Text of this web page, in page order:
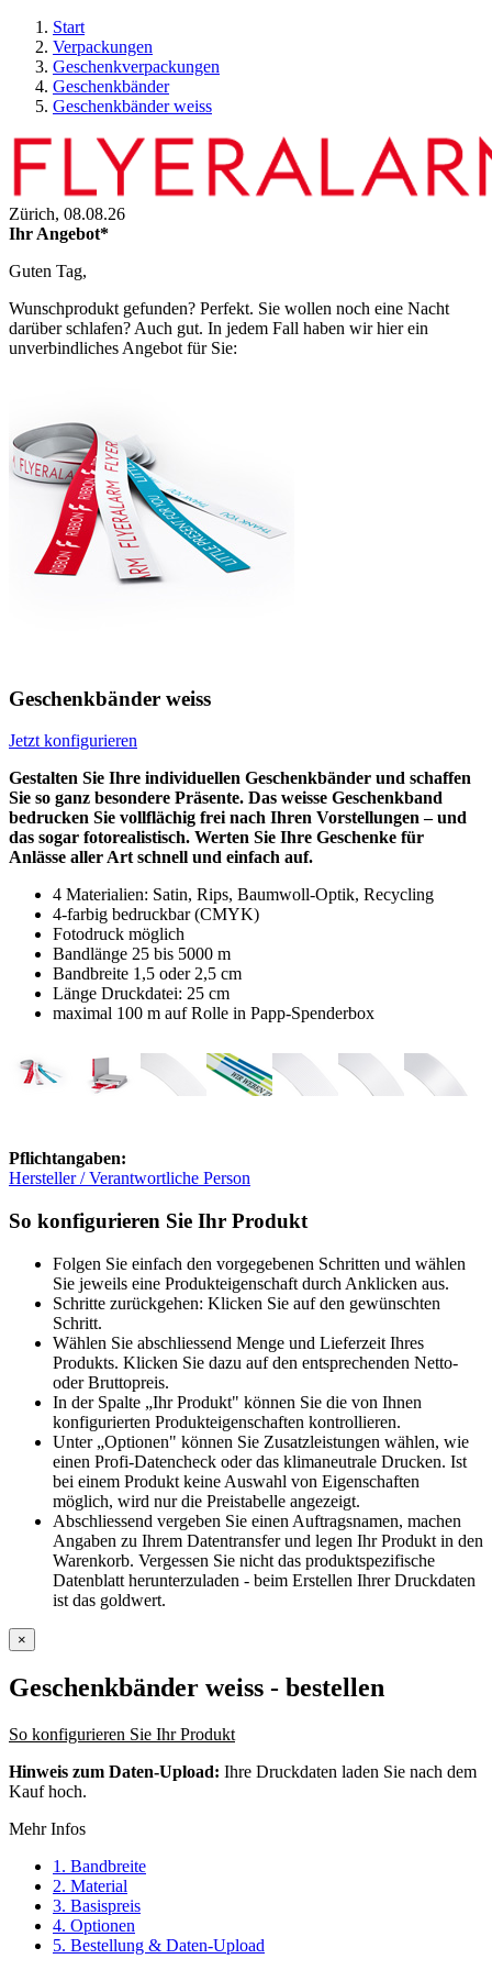
Start
Verpackungen
Geschenkverpackungen
Geschenkbänder
Geschenkbänder weiss
Zürich, 08.08.26
Ihr Angebot*
Guten Tag,
Wunschprodukt gefunden? Perfekt. Sie wollen noch eine Nacht
darüber schlafen? Auch gut. In jedem Fall haben wir hier ein
unverbindliches Angebot für Sie:
Geschenkbänder weiss
Jetzt konfigurieren
Gestalten Sie Ihre individuellen Geschenkbänder und schaffen
Sie so ganz besondere Präsente. Das weisse Geschenkband
bedrucken Sie vollflächig frei nach Ihren Vorstellungen – und
das sogar fotorealistisch. Werten Sie Ihre Geschenke für
Anlässe aller Art schnell und einfach auf.
4 Materialien: Satin, Rips, Baumwoll-Optik, Recycling
4-farbig bedruckbar (CMYK)
Fotodruck möglich
Bandlänge 25 bis 5000 m
Bandbreite 1,5 oder 2,5 cm
Länge Druckdatei: 25 cm
maximal 100 m auf Rolle in Papp-Spenderbox
Pflichtangaben:
Hersteller / Verantwortliche Person
So konfigurieren Sie Ihr Produkt
Folgen Sie einfach den vorgegebenen Schritten und wählen
Sie jeweils eine Produkteigenschaft durch Anklicken aus.
Schritte zurückgehen: Klicken Sie auf den gewünschten
Schritt.
Wählen Sie abschliessend Menge und Lieferzeit Ihres
Produkts. Klicken Sie dazu auf den entsprechenden Netto-
oder Bruttopreis.
In der Spalte „Ihr Produkt" können Sie die von Ihnen
konfigurierten Produkteigenschaften kontrollieren.
Unter „Optionen" können Sie Zusatzleistungen wählen, wie
einen Profi-Datencheck oder das klimaneutrale Drucken. Ist
bei einem Produkt keine Auswahl von Eigenschaften
möglich, wird nur die Preistabelle angezeigt.
Abschliessend vergeben Sie einen Auftragsnamen, machen
Angaben zu Ihrem Datentransfer und legen Ihr Produkt in den
Warenkorb. Vergessen Sie nicht das produktspezifische
Datenblatt herunterzuladen - beim Erstellen Ihrer Druckdaten
ist das goldwert.
×
Geschenkbänder weiss - bestellen
So konfigurieren Sie Ihr Produkt
Hinweis zum Daten-Upload: Ihre Druckdaten laden Sie nach dem
Kauf hoch.
Mehr Infos
1. Bandbreite
2. Material
3. Basispreis
4. Optionen
5. Bestellung & Daten-Upload